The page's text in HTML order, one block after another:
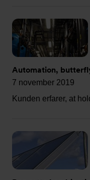
Automation,
7 november 2019
Kunden erfarer, at